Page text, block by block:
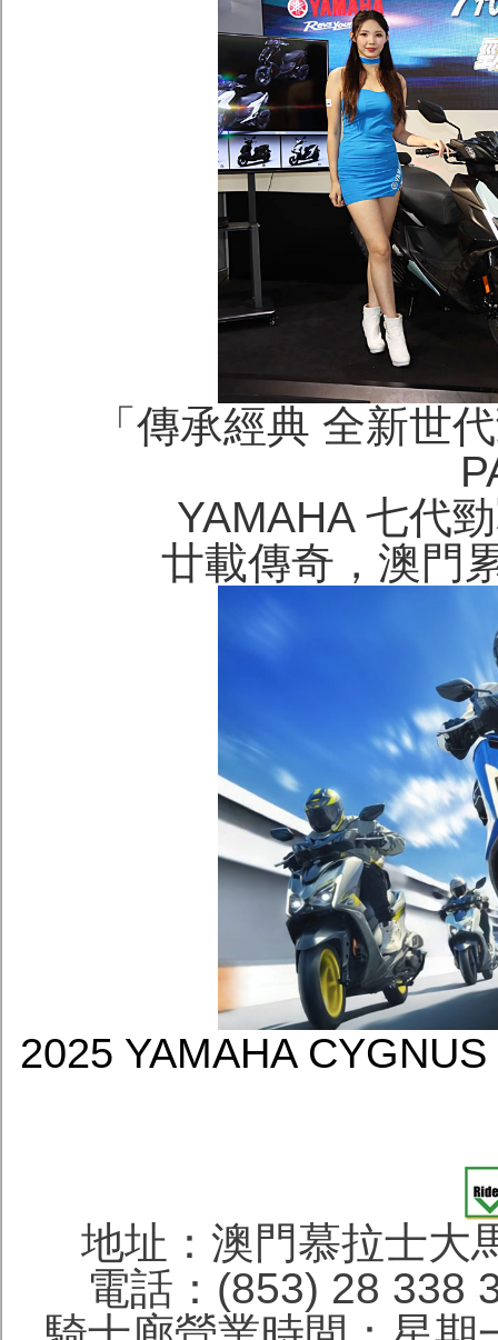
「傳承經典 全新世
YAMAHA 七代
廿載傳奇，澳門
2025 YAMAHA
地址：澳門慕拉士大
電話：(853) 28 338